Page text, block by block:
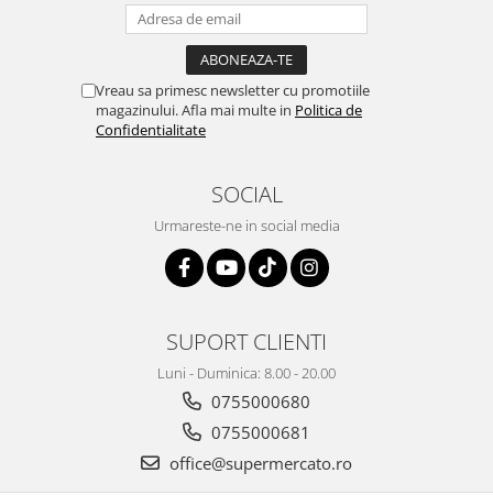
Vreau sa primesc newsletter cu promotiile
magazinului. Afla mai multe in Politica de
Confidentialitate
SOCIAL
Urmareste-ne in social media
SUPORT CLIENTI
Luni - Duminica: 8.00 - 20.00
0755000680
0755000681
office@supermercato.ro